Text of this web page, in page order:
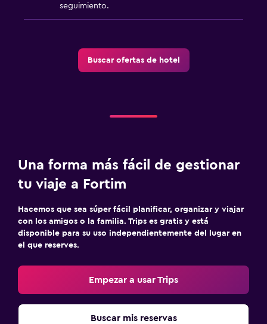
seguimiento.
Buscar ofertas de hotel
Una forma más fácil de gestionar
tu viaje a Fortim
Hacemos que sea súper fácil planificar, organizar y viajar
con los amigos o la familia. Trips es gratis y está
disponible para su uso independientemente del lugar en
el que reserves.
Empezar a usar Trips
Buscar mis reservas